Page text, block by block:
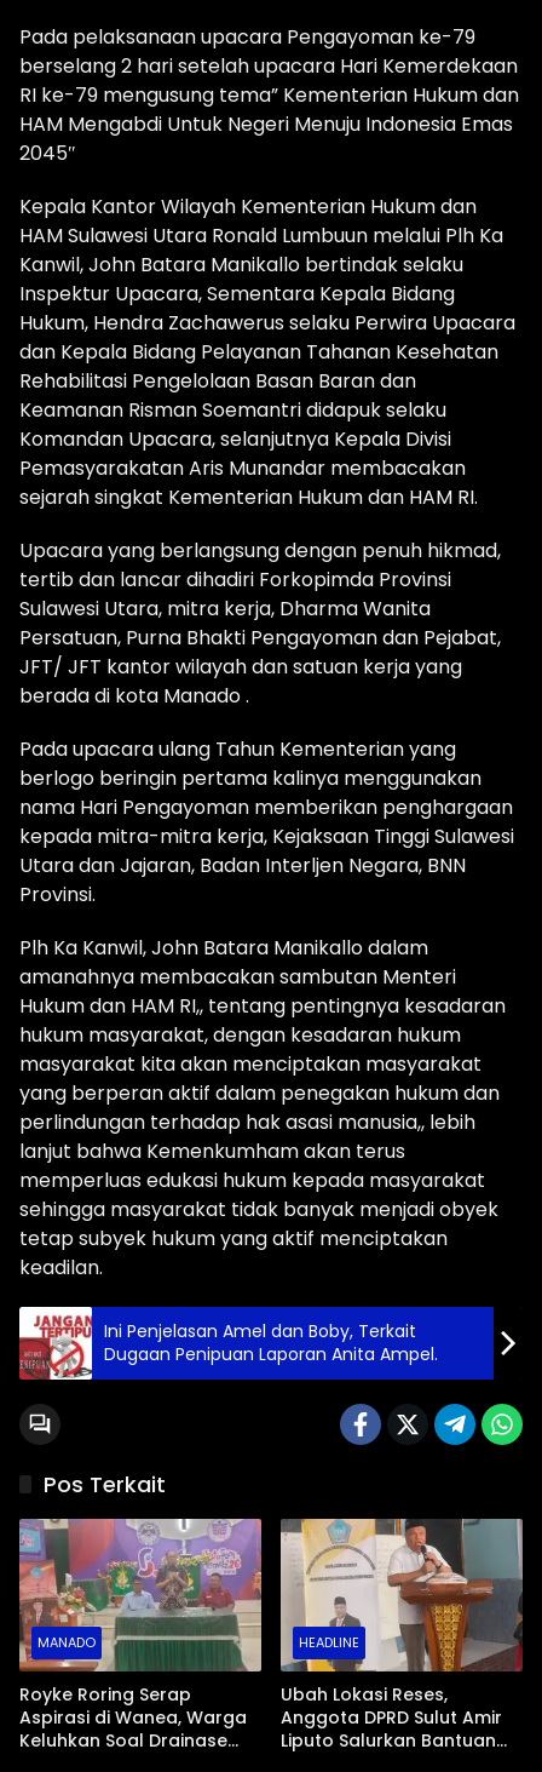
Pada pelaksanaan upacara Pengayoman ke-79
berselang 2 hari setelah upacara Hari Kemerdekaan
RI ke-79 mengusung tema” Kementerian Hukum dan
HAM Mengabdi Untuk Negeri Menuju Indonesia Emas
2045″
Kepala Kantor Wilayah Kementerian Hukum dan
HAM Sulawesi Utara Ronald Lumbuun melalui Plh Ka
Kanwil, John Batara Manikallo bertindak selaku
Inspektur Upacara, Sementara Kepala Bidang
Hukum, Hendra Zachawerus selaku Perwira Upacara
dan Kepala Bidang Pelayanan Tahanan Kesehatan
Rehabilitasi Pengelolaan Basan Baran dan
Keamanan Risman Soemantri didapuk selaku
Komandan Upacara, selanjutnya Kepala Divisi
Pemasyarakatan Aris Munandar membacakan
sejarah singkat Kementerian Hukum dan HAM RI.
Upacara yang berlangsung dengan penuh hikmad,
tertib dan lancar dihadiri Forkopimda Provinsi
Sulawesi Utara, mitra kerja, Dharma Wanita
Persatuan, Purna Bhakti Pengayoman dan Pejabat,
JFT/ JFT kantor wilayah dan satuan kerja yang
berada di kota Manado .
Pada upacara ulang Tahun Kementerian yang
berlogo beringin pertama kalinya menggunakan
nama Hari Pengayoman memberikan penghargaan
kepada mitra-mitra kerja, Kejaksaan Tinggi Sulawesi
Utara dan Jajaran, Badan Interljen Negara, BNN
Provinsi.
Plh Ka Kanwil, John Batara Manikallo dalam
amanahnya membacakan sambutan Menteri
Hukum dan HAM RI,, tentang pentingnya kesadaran
hukum masyarakat, dengan kesadaran hukum
masyarakat kita akan menciptakan masyarakat
yang berperan aktif dalam penegakan hukum dan
perlindungan terhadap hak asasi manusia,, lebih
lanjut bahwa Kemenkumham akan terus
memperluas edukasi hukum kepada masyarakat
sehingga masyarakat tidak banyak menjadi obyek
tetap subyek hukum yang aktif menciptakan
keadilan.
Ini Penjelasan Amel dan Boby, Terkait
Dugaan Penipuan Laporan Anita Ampel.
Pos Terkait
MANADO
Royke Roring Serap
Aspirasi di Wanea, Warga
Keluhkan Soal Drainase
HEADLINE
Ubah Lokasi Reses,
Anggota DPRD Sulut Amir
Liputo Salurkan Bantuan